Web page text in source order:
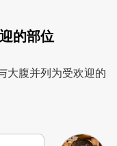
的部位
大腹并列为受欢迎的